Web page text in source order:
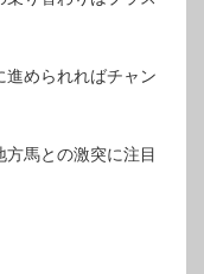
められればチャン
馬との激突に注目